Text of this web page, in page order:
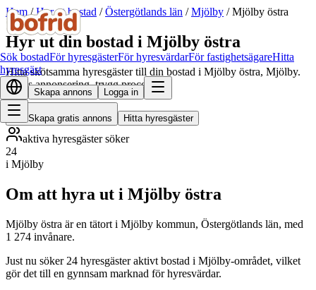
Sök bostadFör hyresgästerFör hyresvärdarFör fastighetsägareHitta
hyresgäst
Skapa annons Logga in
Hem/Hyr ut bostad /Östergötlands län /Mjölby /Mjölby östra
Hyr ut din bostad i Mjölby östra
Hitta skötsamma hyresgäster till din bostad i Mjölby östra, Mjölby.
Gratis annonsering, trygg process.
Skapa gratis annons Hitta hyresgäster
aktiva hyresgäster söker
24
i Mjölby
Om att hyra ut i Mjölby östra
Mjölby östra är en tätort i Mjölby kommun, Östergötlands län, med
1 274 invånare.
Just nu söker 24 hyresgäster aktivt bostad i Mjölby-området, vilket
gör det till en gynnsam marknad för hyresvärdar.